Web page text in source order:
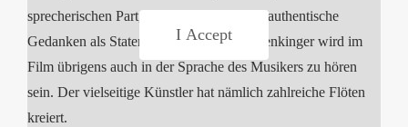
sprecherischen Part, der Fritz Genkingers authentische
Gedanken als Statements ertönen lässt. Genkinger wird im
Film übrigens auch in der Sprache des Musikers zu hören
sein. Der vielseitige Künstler hat nämlich zahlreiche Flöten
kreiert.
I Accept